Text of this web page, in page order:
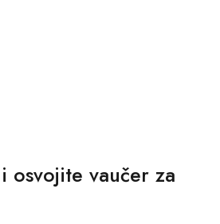
osvojite vaučer za